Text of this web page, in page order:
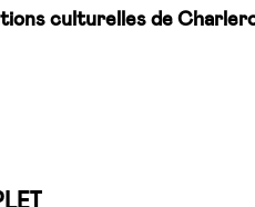
culturelles de